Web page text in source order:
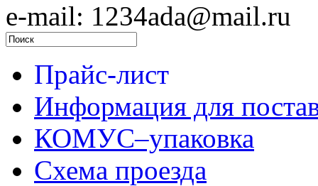
e-mail: 1234ada@mail.ru
Прайс-лист
Информация для
КОМУС–упаковка
Схема проезда